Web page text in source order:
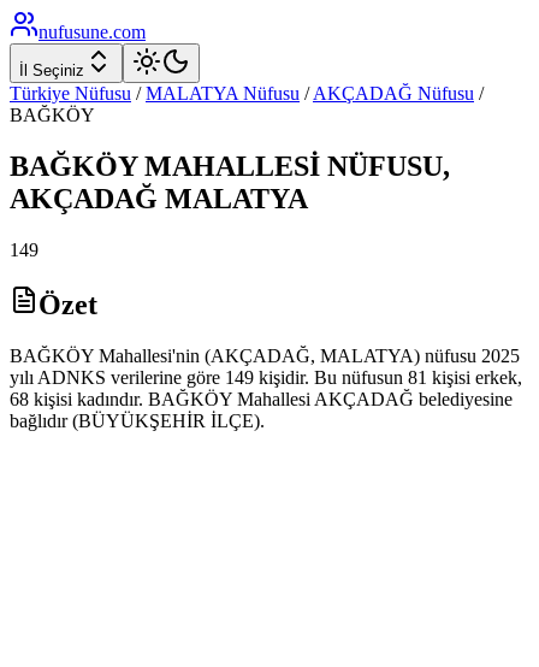
nufusune.com
İl Seçiniz
Türkiye Nüfusu / MALATYA Nüfusu / AKÇADAĞ Nüfusu /
BAĞKÖY
BAĞKÖYMAHALLESİ NÜFUSU,
AKÇADAĞ MALATYA
149
Özet
BAĞKÖY Mahallesi'nin (AKÇADAĞ, MALATYA) nüfusu 2025
yılı ADNKS verilerine göre 149 kişidir. Bu nüfusun 81 kişisi erkek,
68 kişisi kadındır. BAĞKÖY Mahallesi AKÇADAĞ belediyesine
bağlıdır (BÜYÜKŞEHİR İLÇE).